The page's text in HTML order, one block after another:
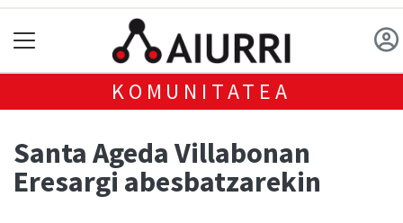
KOMUNITATEA
Santa Ageda Villabonan
Eresargi abesbatzarekin